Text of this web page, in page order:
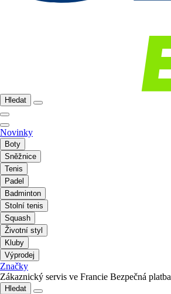
Hledat
Novinky
Boty
Sněžnice
Tenis
Padel
Badminton
Stolní tenis
Squash
Životní styl
Kluby
Výprodej
Značky
Zákaznický servis ve Francie Bezpečná platba
Hledat